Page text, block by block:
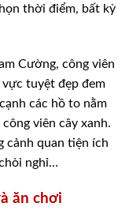
thời điểm, bất kỳ
Cường, công viên
tuyệt đẹp đem
các hồ to nằm
viên cây xanh.
cảnh quan tiện ích
nghỉ…
ăn chơi